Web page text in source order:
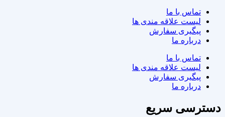
تماس با ما
لیست علاقه مندی ها
پیگیری سفارش
درباره ما
تماس با ما
لیست علاقه مندی ها
پیگیری سفارش
درباره ما
دسترسی سریع